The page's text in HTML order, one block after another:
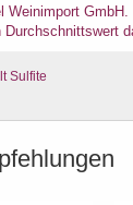
Weinimport
Durchschnittswert
Sulfite